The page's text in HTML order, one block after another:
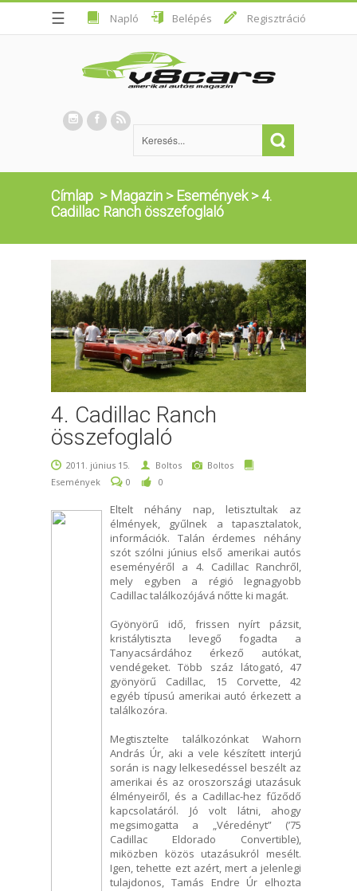
☰ Napló Belépés Regisztráció
Címlap > Magazin > Események>4.
Cadillac Ranch összefoglaló
4. Cadillac Ranch
összefoglaló
2011. június 15. Boltos
Boltos
Események
0 0
Eltelt néhány nap, letisztultak az
élmények, gyűlnek a tapasztalatok,
információk. Talán érdemes néhány
szót szólni június első amerikai autós
eseményéről a 4. Cadillac Ranchről,
mely egyben a régió legnagyobb
Cadillac találkozójává nőtte ki magát.
Gyönyörű idő, frissen nyírt pázsit,
kristálytiszta levegő fogadta a
Tanyacsárdához érkező autókat,
vendégeket. Több száz látogató, 47
gyönyörű Cadillac, 15 Corvette, 42
egyéb típusú amerikai autó érkezett a
találkozóra.
Megtisztelte találkozónkat Wahorn
András Úr, aki a vele készített interjú
során is nagy lelkesedéssel beszélt az
amerikai és az oroszországi utazásuk
élményeiről, és a Cadillac-hez fűződő
kapcsolatáról. Jó volt látni, ahogy
megsimogatta a „Véredényt” (’75
Cadillac Eldorado Convertible),
miközben közös utazásukról mesélt.
Igen, tehette ezt azért, mert a jelenlegi
tulajdonos, Tamás Endre Úr elhozta